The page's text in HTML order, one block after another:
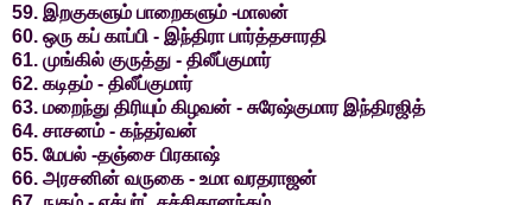
59. இறகுகளும் பாறைகளும் -மாலன்
60. ஒரு கப் காப்பி - இந்திரா பார்த்தசாரதி
61. முங்கில் குருத்து - திலீப்குமார்
62. கடிதம் - திலீப்குமார்
63. மறைந்து திரியும் கிழவன் - சுரேஷ்குமார இந்திரஜித்
64. சாசனம் - கந்தர்வன்
65. மேபல் -தஞ்சை பிரகாஷ்
66. அரசனின் வருகை - உமா வரதராஜன்